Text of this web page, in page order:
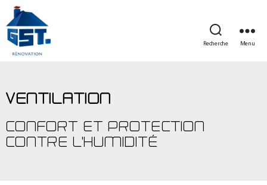
Recherche Menu
VENTILATION
CONFORT ET PROTECTION
CONTRE L'HUMIDITÉ